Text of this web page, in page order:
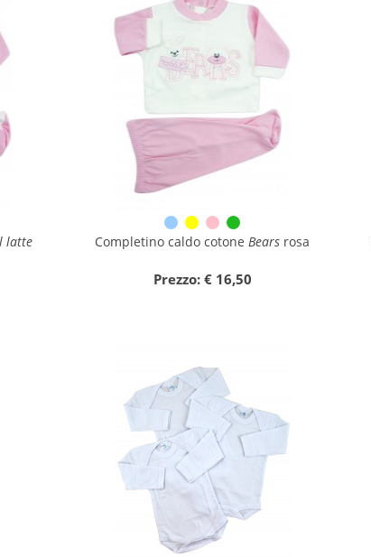
latte Completino caldo cotone Bears rosa
Prezzo: € 16,50